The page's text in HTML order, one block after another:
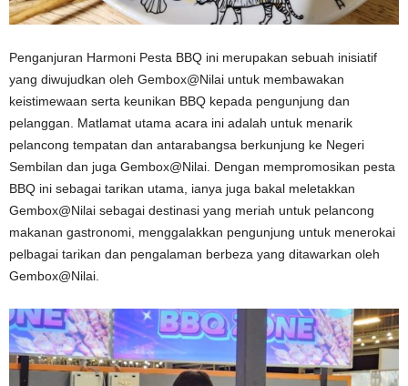
Penganjuran Harmoni Pesta BBQ ini merupakan sebuah inisiatif
yang diwujudkan oleh Gembox@Nilai untuk membawakan
keistimewaan serta keunikan BBQ kepada pengunjung dan
pelanggan. Matlamat utama acara ini adalah untuk menarik
pelancong tempatan dan antarabangsa berkunjung ke Negeri
Sembilan dan juga Gembox@Nilai. Dengan mempromosikan pesta
BBQ ini sebagai tarikan utama, ianya juga bakal meletakkan
Gembox@Nilai sebagai destinasi yang meriah untuk pelancong
makanan gastronomi, menggalakkan pengunjung untuk menerokai
pelbagai tarikan dan pengalaman berbeza yang ditawarkan oleh
Gembox@Nilai.